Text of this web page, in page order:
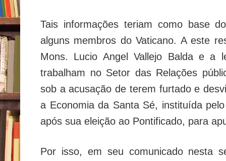
Tais informações teriam como base
alguns membros do Vaticano. A este
Mons. Lucio Angel Vallejo Balda e a
trabalham no Setor das Relações
sob a acusação de terem furtado e
a Economia da Santa Sé, instituída
após sua eleição ao Pontificado, para
Por isso, em seu comunicado nesta